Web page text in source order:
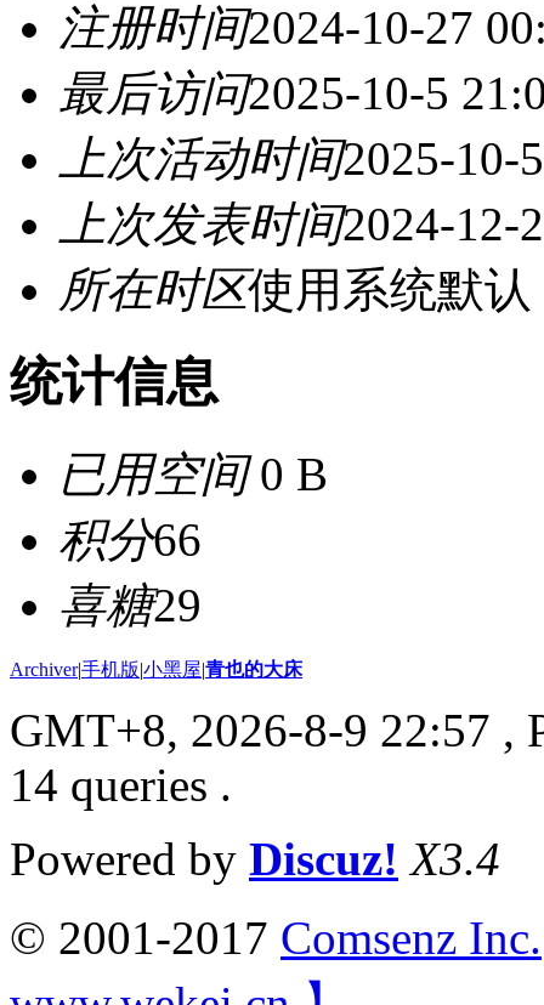
注册时间2024-10-27
最后访问2025-10-5
上次活动时间2025-10-
上次发表时间2024-12-
所在时区使用系统默认
统计信息
已用空间0 B
积分66
喜糖29
Archiver|手机版|小黑屋|青也的大床
GMT+8, 2026-8-9 22:57 ,
14 queries .
Powered by Discuz! X3.4
© 2001-2017 Comsenz Inc.